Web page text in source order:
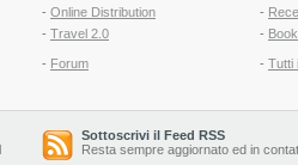
- Online Distribution
- Travel 2.0
- Forum
-
-
- Tutti
Sottoscrivi il Feed RSS
Resta sempre aggiornato ed in